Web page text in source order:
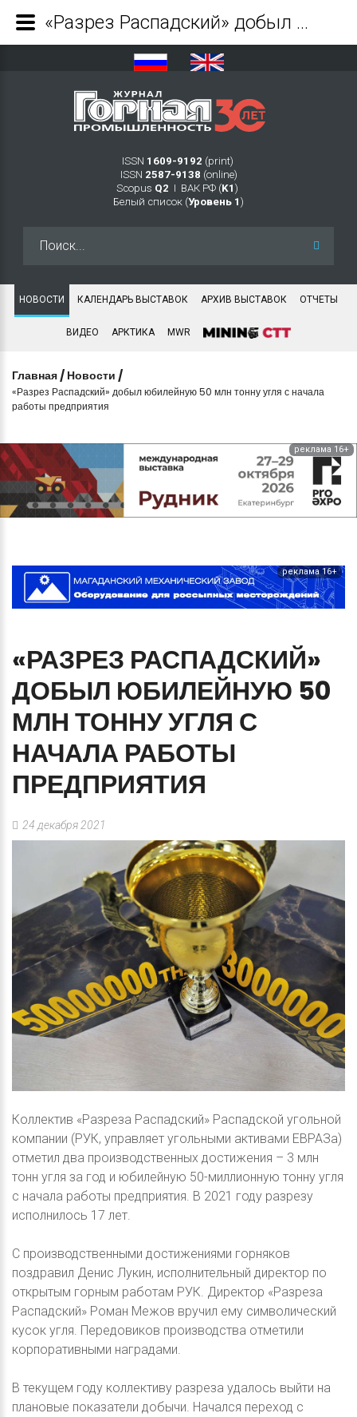
ISSN 1609-9192 (print)
ISSN 2587-9138 (online)
Scopus Q2 Ι ВАК РФ (K1 )
Белый список (Уровень 1 )
НОВОСТИ КАЛЕНДАРЬ ВЫСТАВОК АРХИВ ВЫСТАВОК ОТЧЕТЫ
ВИДЕО АРКТИКА MWR
Главная / Новости /
«Разрез Распадский» добыл юбилейную 50 млн тонну угля с начала
работы предприятия
реклама 16+
реклама 16+
«РАЗРЕЗ РАСПАДСКИЙ»
ДОБЫЛ ЮБИЛЕЙНУЮ 50
МЛН ТОННУУГЛЯ С
НАЧАЛА РАБОТЫ
ПРЕДПРИЯТИЯ
24 декабря 2021
Коллектив «Разреза Распадский» Распадской угольной
компании (РУК, управляет угольными активами ЕВРАЗа)
отметил два производственных достижения – 3 млн
тонн угля за год и юбилейную 50-миллионную тонну угля
с начала работы предприятия. В 2021 году разрезу
исполнилось 17 лет.
С производственными достижениями горняков
поздравил Денис Лукин, исполнительный директор по
открытым горным работам РУК. Директор «Разреза
Распадский» Роман Межов вручил ему символический
кусок угля. Передовиков производства отметили
корпоративными наградами.
В текущем году коллективу разреза удалось выйти на
плановые показатели добычи. Начался переход с
«Разрез Распадский» добыл юбилейную 50 млн тонну угля с начала работы предприятия - Журнал Горная промышленность